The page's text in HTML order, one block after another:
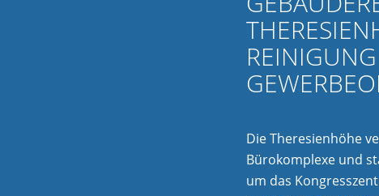
Die Theresienhöhe
Bürokomplexe und
um das